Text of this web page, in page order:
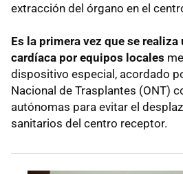
extracción del órgano en el
Es la primera vez que se
cardíaca por equipos locales
dispositivo especial, acordado
Nacional de Trasplantes (ONT)
autónomas para evitar el
sanitarios del centro receptor.